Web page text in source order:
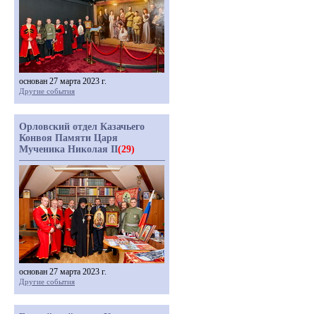
основан 27 марта 2023 г.
Другие события
Орловский отдел Казачьего
Конвоя Памяти Царя
Мученика Николая II(29)
основан 27 марта 2023 г.
Другие события